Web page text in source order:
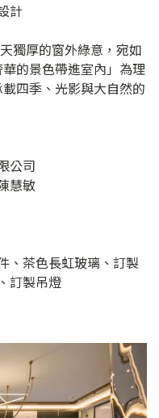
計
獨厚的窗外綠意，宛如
的景色帶進室內」為理
四季、光影與大自然的
公司
慧敏
、茶色長虹玻璃、訂製
訂製吊燈